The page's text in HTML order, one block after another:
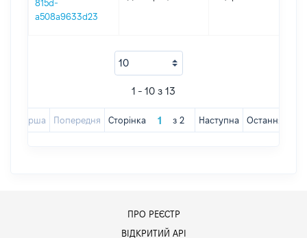
815d-
a508a9633d23
1 - 10 з 13
Перша Попередня Сторінка з 2 Наступна Остання
ПРО РЕЄСТР
ВІДКРИТИЙ АРІ